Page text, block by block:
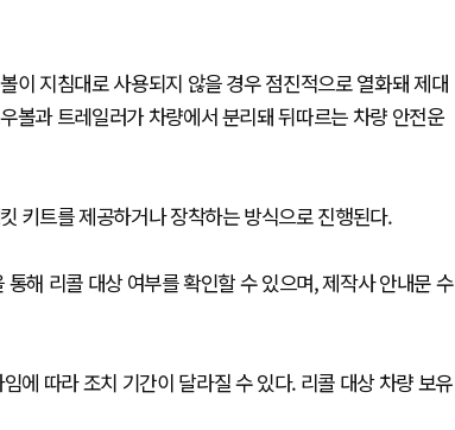
이 지침대로 사용되지 않을 경우 점진적으로 열화돼 제대
볼과 트레일러가 차량에서 분리돼 뒤따르는 차량 안전운
키트를 제공하거나 장착하는 방식으로 진행된다.
해 리콜 대상 여부를 확인할 수 있으며, 제작사 안내문 수
에 따라 조치 기간이 달라질 수 있다. 리콜 대상 차량 보유